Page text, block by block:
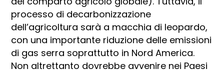
processo di decarbonizzazione
dell’agricoltura sarà a macchia di leopardo,
con una importante riduzione delle emissioni
di gas serra soprattutto in Nord America.
Non altrettanto dovrebbe avvenire nei Paesi